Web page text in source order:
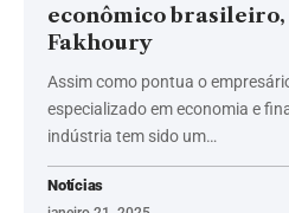
econômico
Fakhoury
Assim como pontua o
especializado em economia e
indústria tem sido um…
Notícias